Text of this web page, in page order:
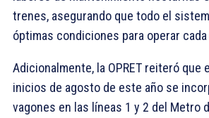
trenes, asegurando que todo el
óptimas condiciones para operar cada
Adicionalmente, la OPRET reiteró
inicios de agosto de este año se
vagones en las líneas 1 y 2 del Metro